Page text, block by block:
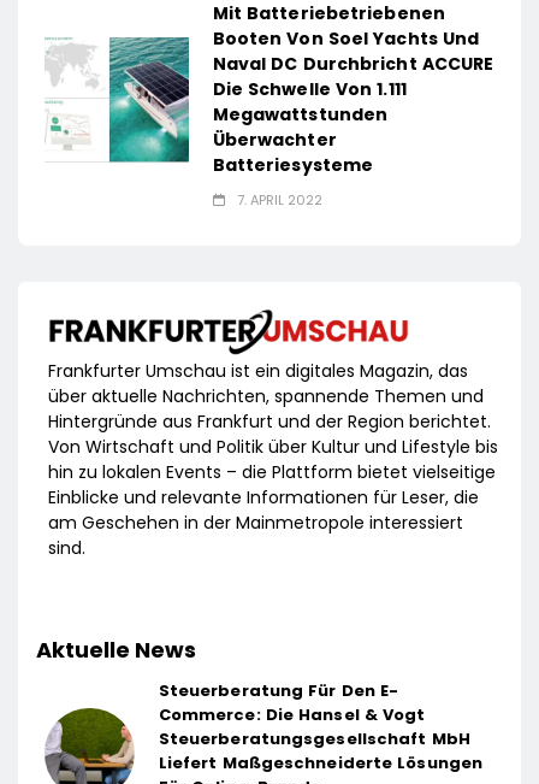
Mit Batteriebetriebenen
Booten Von Soel Yachts Und
Naval DC Durchbricht ACCURE
Die Schwelle Von 1.111
Megawattstunden
Überwachter
Batteriesysteme
7. APRIL 2022
Frankfurter Umschau ist ein digitales Magazin, das
über aktuelle Nachrichten, spannende Themen und
Hintergründe aus Frankfurt und der Region berichtet.
Von Wirtschaft und Politik über Kultur und Lifestyle bis
hin zu lokalen Events – die Plattform bietet vielseitige
Einblicke und relevante Informationen für Leser, die
am Geschehen in der Mainmetropole interessiert
sind.
Aktuelle News
Steuerberatung Für Den E-
Commerce: Die Hansel & Vogt
Steuerberatungsgesellschaft MbH
Liefert Maßgeschneiderte Lösungen